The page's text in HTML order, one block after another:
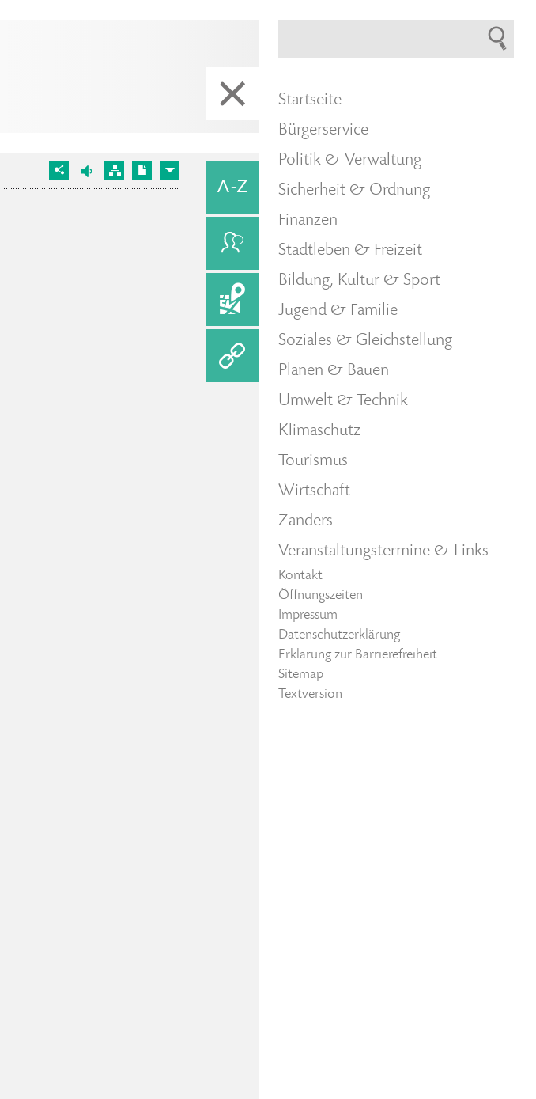
Startseite
Bürgerservice
Politik & Verwaltung
Sicherheit & Ordnung
Finanzen
Stadtleben & Freizeit
Bildung, Kultur & Sport
Jugend & Familie
Soziales & Gleichstellung
Planen & Bauen
Umwelt & Technik
Klimaschutz
Tourismus
Wirtschaft
Zanders
Veranstaltungstermine & Links
Kontakt
Öffnungszeiten
Impressum
Datenschutzerklärung
Erklärung zur Barrierefreiheit
Sitemap
Textversion